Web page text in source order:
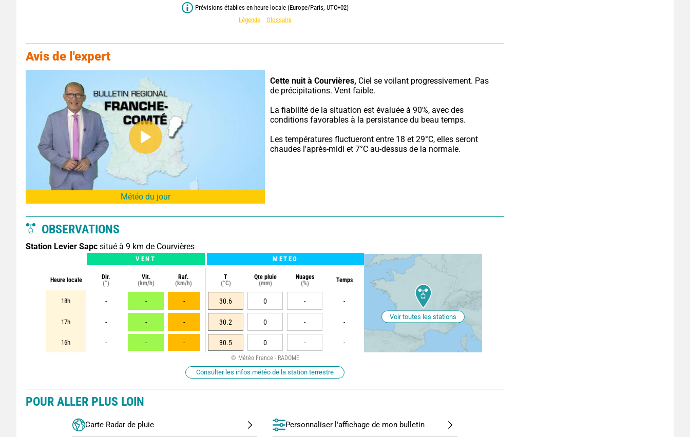
Prévisions établies en heure locale (Europe/Paris, UTC+02)
Légende
Glossaire
Avis de l'expert
Météo du jour
Cette nuit à Courvières, Ciel se voilant progressivement. Pas
de précipitations. Vent faible.
La fiabilité de la situation est évaluée à 90%, avec des
conditions favorables à la persistance du beau temps.
Les températures fluctueront entre 18 et 29°C, elles seront
chaudes l'après-midi et 7°C au-dessus de la normale.
OBSERVATIONS
Station Levier Sapc situé à 9 km de Courvières
VENT METEO
Heure locale
Dir.
(°)
Vit.
(km/h)
Raf.
(km/h)
T
(°C)
Qte pluie
(mm)
Nuages
(%)
Temps
18h - - - 30.6 0 - -
17h - - - 30.2 0 - -
16h - - - 30.5 0 - -
Voir toutes les stations
Météo France - RADOME
Consulter les infos météo de la station terrestre
POUR ALLER PLUS LOIN
Carte Radar de pluie Personnaliser l'affichage de mon bulletin